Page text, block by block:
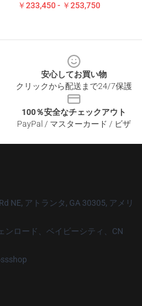
￥233,450 - ￥253,750
安心してお買い物
クリックから配送まで24/7保護
100％安全なチェックアウト
PayPal / マスターカード / ビザ
NE, アトランタ, GA 30305, アメリ
ンロード、ベイビーシティ、CN